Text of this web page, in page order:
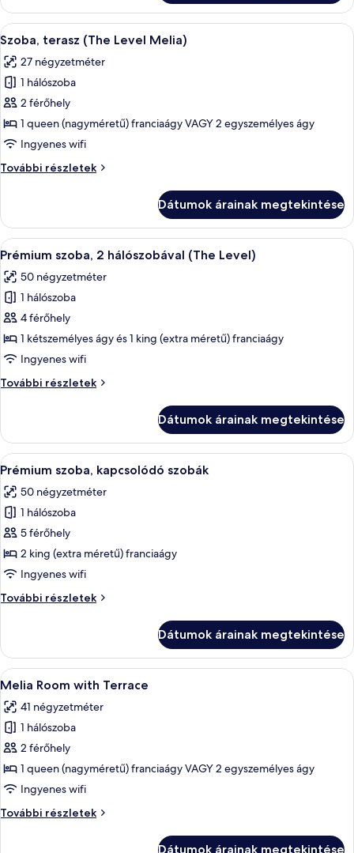
Whirlpool
(2+1)
Room
with
Whirlpool
további
részletei
A
következő
szoba
összes
képének
megtekintése:
Szoba,
(The
Egy szállodai szoba, amelyben egy
12
Szoba, terasz (The Level Melia)
27 négyzetméter
1 hálószoba
2 férőhely
1 queen (nagyméretű) franciaágy VAGY 2 egyszemélyes ágy
Ingyenes wifi
További részletek
Szoba,
Melia)
további
részletei
Dátumok árainak megtekintése
A
következő
szoba
összes
képének
megtekintése:
Prémium
2
Level)
Egy modern szállodai szoba,
8
Prémium szoba, 2 hálószobával (The Level)
50 négyzetméter
1 hálószoba
4 férőhely
1 kétszemélyes ágy és 1 king (extra méretű) franciaágy
Ingyenes wifi
További részletek
Prémium
(The
Level)
további
Dátumok árainak megtekintése
A
következő
szoba
összes
képének
megtekintése:
Prémium
kapcsolódó
Egy modern szállodai szoba,
5
Prémium szoba, kapcsolódó szobák
50 négyzetméter
1 hálószoba
5 férőhely
2 king (extra méretű) franciaágy
Ingyenes wifi
További részletek
Prémium
további
részletei
Dátumok árainak megtekintése
A
következő
szoba
összes
képének
megtekintése:
Melia
with
Egy szállodai szoba két ággyal,
4
Melia Room with Terrace
41 négyzetméter
1 hálószoba
2 férőhely
1 queen (nagyméretű) franciaágy VAGY 2 egyszemélyes ágy
Ingyenes wifi
További részletek
Melia
Dátumok árainak megtekintése